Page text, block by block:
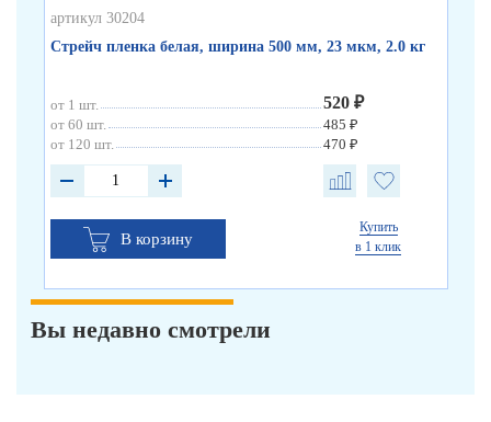
артикул 30204
Стрейч пленка белая, ширина 500 мм, 23 мкм, 2.0 кг
от 1 шт. 520 ₽
от 60 шт.
485 ₽
от 120 шт.
470 ₽
В корзину
Купить
в 1 клик
Вы недавно смотрели